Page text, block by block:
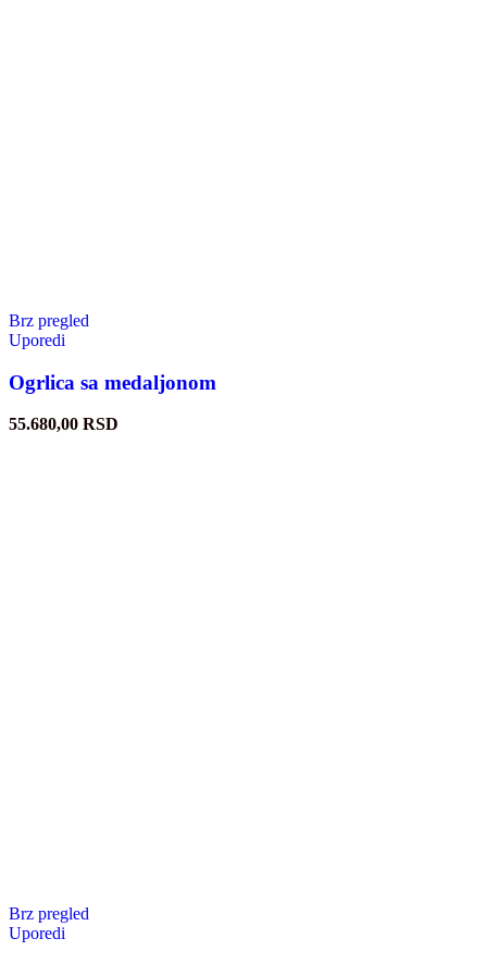
Brz pregled
Uporedi
Ogrlica sa medaljonom
55.680,00 RSD
Brz pregled
Uporedi